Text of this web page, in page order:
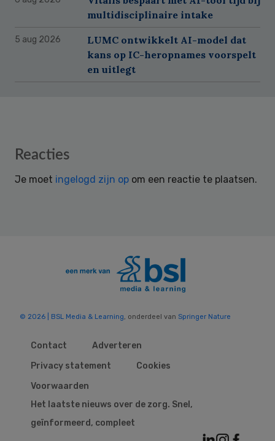
multidisciplinaire intake
5 aug 2026
LUMC ontwikkelt AI-model dat
kans op IC-heropnames voorspelt
en uitlegt
Reader
Reacties
Je moet ingelogd zijn op om een reactie te plaatsen.
© 2026 | BSL Media & Learning , onderdeel van Springer Nature
Contact
Adverteren
Privacy statement
Cookies
Voorwaarden
Het laatste nieuws over de zorg. Snel,
geïnformeerd, compleet